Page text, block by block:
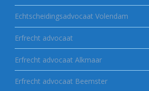
Echtscheidingsadvocaat Volendam
Erfrecht advocaat
Erfrecht advocaat Alkmaar
Erfrecht advocaat Beemster